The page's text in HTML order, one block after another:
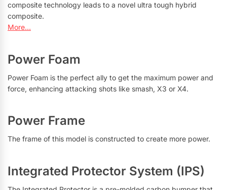
composite technology leads to a novel ultra tough hybrid
composite.
More…
Power Foam
Power Foam is the perfect ally to get the maximum power and
force, enhancing attacking shots like smash, X3 or X4.
Power Frame
The frame of this model is constructed to create more power.
Integrated Protector System (IPS)